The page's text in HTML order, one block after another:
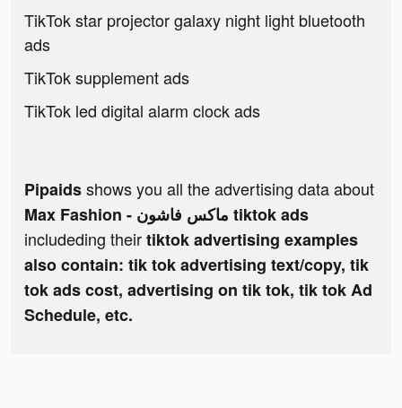
TikTok star projector galaxy night light bluetooth
ads
TikTok supplement ads
TikTok led digital alarm clock ads
Pipaidsshows you all the advertising data about
Max Fashion - ماكس فاشون tiktok ads
includeding theirtiktok advertising examples
also contain: tik tok advertising text/copy, tik
tok ads cost, advertising on tik tok, tik tok Ad
Schedule, etc.